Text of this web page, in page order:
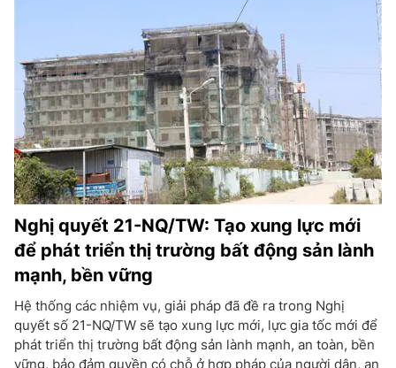
Nghị quyết 21-NQ/TW: Tạo xung lực mới
để phát triển thị trường bất động sản lành
mạnh, bền vững
Hệ thống các nhiệm vụ, giải pháp đã đề ra trong Nghị
quyết số 21-NQ/TW sẽ tạo xung lực mới, lực gia tốc mới để
phát triển thị trường bất động sản lành mạnh, an toàn, bền
vững, bảo đảm quyền có chỗ ở hợp pháp của người dân, an